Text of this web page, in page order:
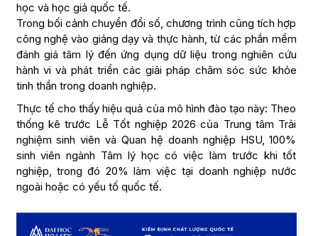
học và học giả quốc tế.
Trong bối cảnh chuyển đổi số, chương trình cũng tích hợp
công nghệ vào giảng dạy và thực hành, từ các phần mềm
đánh giá tâm lý đến ứng dụng dữ liệu trong nghiên cứu
hành vi và phát triển các giải pháp chăm sóc sức khỏe
tinh thần trong doanh nghiệp.
Thực tế cho thấy hiệu quả của mô hình đào tạo này: Theo
thống kê trước Lễ Tốt nghiệp 2026 của Trung tâm Trải
nghiệm sinh viên và Quan hệ doanh nghiệp HSU, 100%
sinh viên ngành Tâm lý học có việc làm trước khi tốt
nghiệp, trong đó 20% làm việc tại doanh nghiệp nước
ngoài hoặc có yếu tố quốc tế.